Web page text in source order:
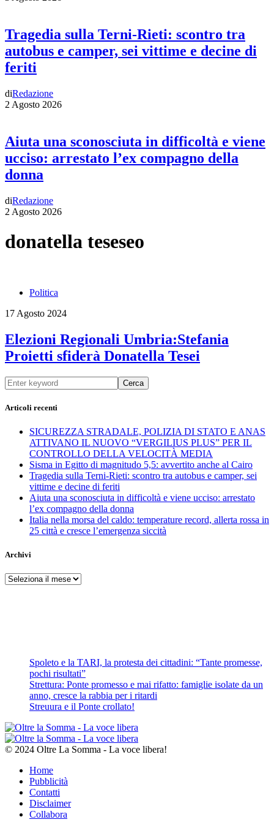
Tragedia sulla Terni-Rieti: scontro tra
autobus e camper, sei vittime e decine di
feriti
diRedazione
2 Agosto 2026
Aiuta una sconosciuta in difficoltà e viene
ucciso: arrestato l’ex compagno della
donna
diRedazione
2 Agosto 2026
donatella teseseo
Politica
17 Agosto 2024
Elezioni Regionali Umbria:Stefania
Proietti sfiderà Donatella Tesei
Cerca
Articoli recenti
SICUREZZA STRADALE, POLIZIA DI STATO E ANAS
ATTIVANO IL NUOVO “VERGILIUS PLUS” PER IL
CONTROLLO DELLA VELOCITÀ MEDIA
Sisma in Egitto di magnitudo 5,5: avvertito anche al Cairo
Tragedia sulla Terni-Rieti: scontro tra autobus e camper, sei
vittime e decine di feriti
Aiuta una sconosciuta in difficoltà e viene ucciso: arrestato
l’ex compagno della donna
Italia nella morsa del caldo: temperature record, allerta rossa in
25 città e cresce l’emergenza siccità
Archivi
Archivi
Spoleto e la TARI, la protesta dei cittadini: “Tante promesse,
pochi risultati”
Strettura: Ponte promesso e mai rifatto: famiglie isolate da un
anno, cresce la rabbia per i ritardi
Streuura e il Ponte crollato!
© 2024 Oltre La Somma - La voce libera!
Home
Pubblicità
Contatti
Disclaimer
Collabora